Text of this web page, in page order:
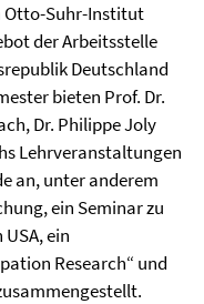
Otto-Suhr-Institut
der Arbeitsstelle
Deutschland
bieten Prof. Dr.
Dr. Philippe Joly
Lehrveranstaltungen
an, unter anderem
ein Seminar zu
ein
Research“ und